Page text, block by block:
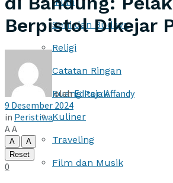
Seni dan Budaya
Religi
Catatan Ringan
Ruang Pajak
Kuliner
Traveling
Film dan Musik
Berpistol Dikejar
olehEditor : Affandy
9 Desember 2024
in Peristiwa
AA
A
A
Reset
0